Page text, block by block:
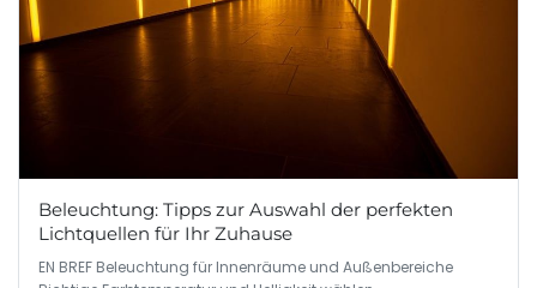
Beleuchtung: Tipps zur Auswahl der perfekten
Lichtquellen für Ihr Zuhause
EN BREF Beleuchtung für Innenräume und Außenbereiche